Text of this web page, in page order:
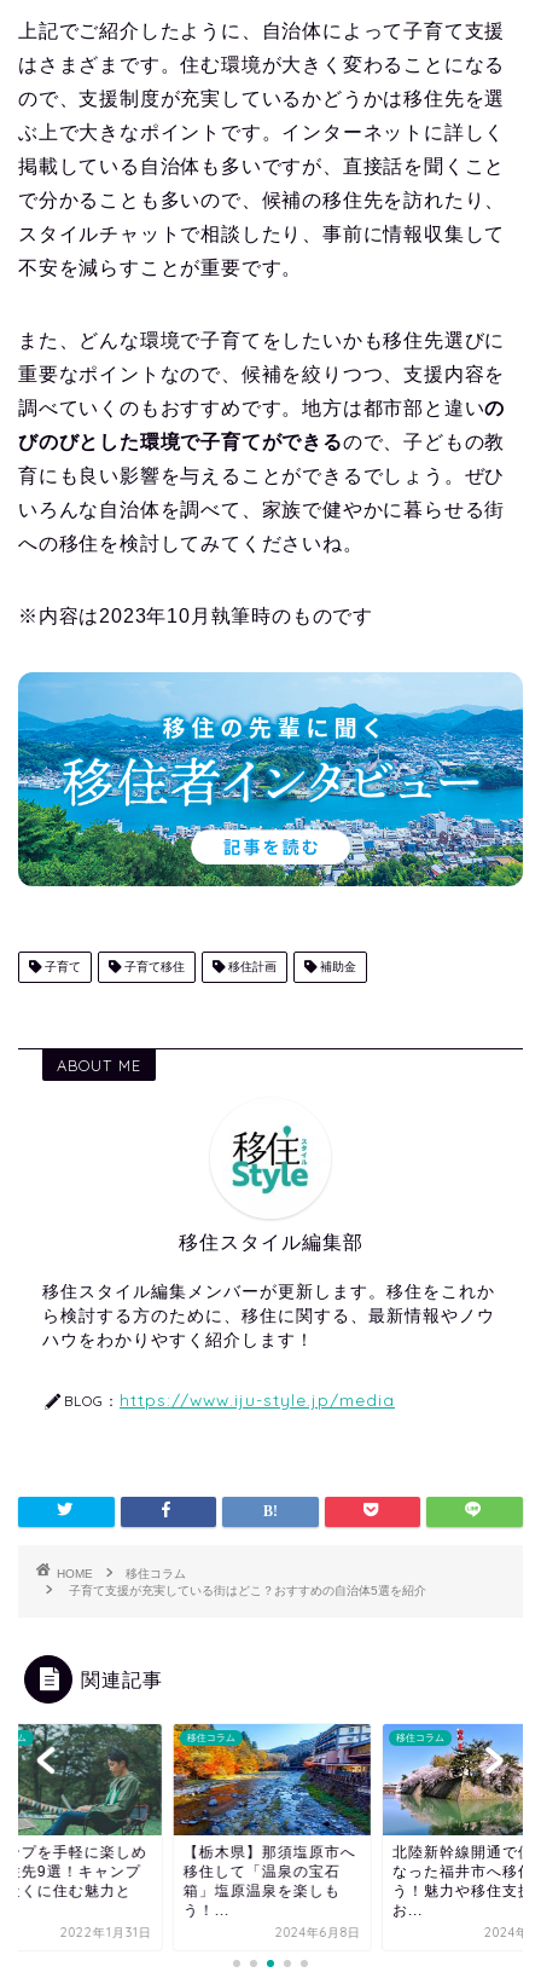
上記でご紹介したように、自治体によって子育て支援
はさまざまです。住む環境が大きく変わることになる
ので、支援制度が充実しているかどうかは移住先を選
ぶ上で大きなポイントです。インターネットに詳しく
掲載している自治体も多いですが、直接話を聞くこと
で分かることも多いので、候補の移住先を訪れたり、
スタイルチャットで相談したり、事前に情報収集して
不安を減らすことが重要です。
また、どんな環境で子育てをしたいかも移住先選びに
重要なポイントなので、候補を絞りつつ、支援内容を
調べていくのもおすすめです。地方は都市部と違いの
びのびとした環境で子育てができるので、子どもの教
育にも良い影響を与えることができるでしょう。ぜひ
いろんな自治体を調べて、家族で健やかに暮らせる街
への移住を検討してみてくださいね。
※内容は2023年10月執筆時のものです
子育て 子育て移住 移住計画 補助金
ABOUT ME
移住スタイル編集部
移住スタイル編集メンバーが更新します。移住をこれか
ら検討する方のために、移住に関する、最新情報やノウ
ハウをわかりやすく紹介します！
BLOG： https://www.iju-style.jp/media
HOME
移住コラム
子育て支援が充実している街はどこ？おすすめの自治体5選を紹介
関連記事
ラム
ンプを手軽に楽しめ
住先9選！キャンプ
近くに住む魅力と
2022年1月31日
移住コラム
【栃木県】那須塩原市へ
移住して「温泉の宝石
箱」塩原温泉を楽しも
う！...
2024年6月8日
移住コラム
北陸新幹線開通で便
なった福井市へ移住
う！魅力や移住支援
お...
2024年6